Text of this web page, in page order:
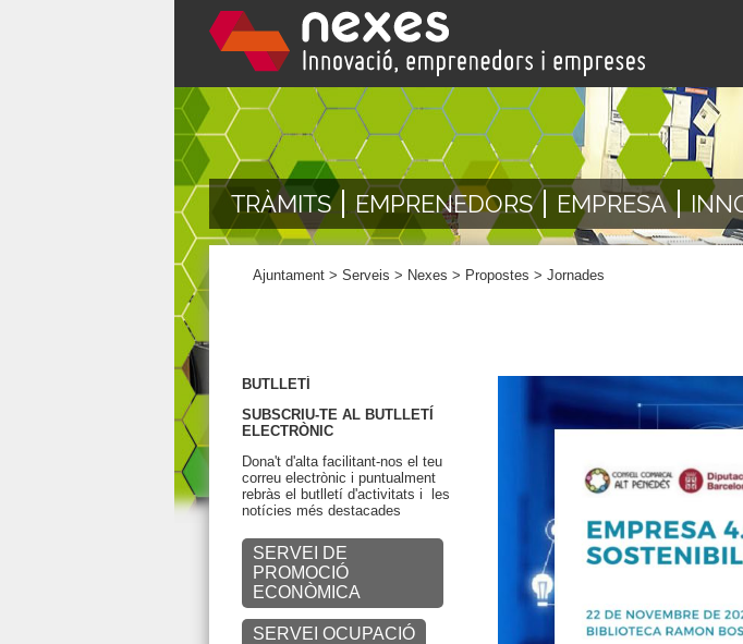
TRÀMITS EMPRENEDORS EMPRESA
Ajuntament > Serveis > Nexes > Propostes > Jornades
BUTLLETÍ
SUBSCRIU-TE AL BUTLLETÍ
ELECTRÒNIC
Dona't d'alta facilitant-nos el teu
correu electrònic i puntualment
rebràs el butlletí d'activitats i les
notícies més destacades
SERVEI DE
PROMOCIÓ
ECONÒMICA
SERVEI OCUPACIÓ